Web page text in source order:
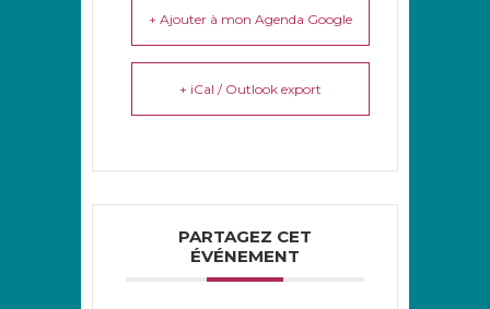
+ Ajouter à mon Agenda Google
+ iCal / Outlook export
PARTAGEZ CET
ÉVÉNEMENT